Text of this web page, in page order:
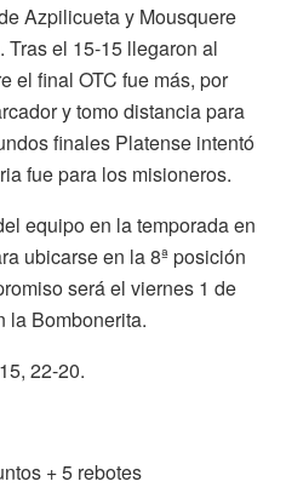
Azpilicueta y Mousquere
el 15-15 llegaron al
el final OTC fue más, por
y tomo distancia para
finales Platense intentó
fue para los misioneros.
equipo en la temporada en
ubicarse en la 8ª posición
será el viernes 1 de
la Bombonerita.
22-20.
+ 5 rebotes